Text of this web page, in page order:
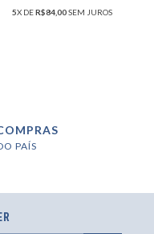
5X DER$84,00SEM JUROS
PAÍS